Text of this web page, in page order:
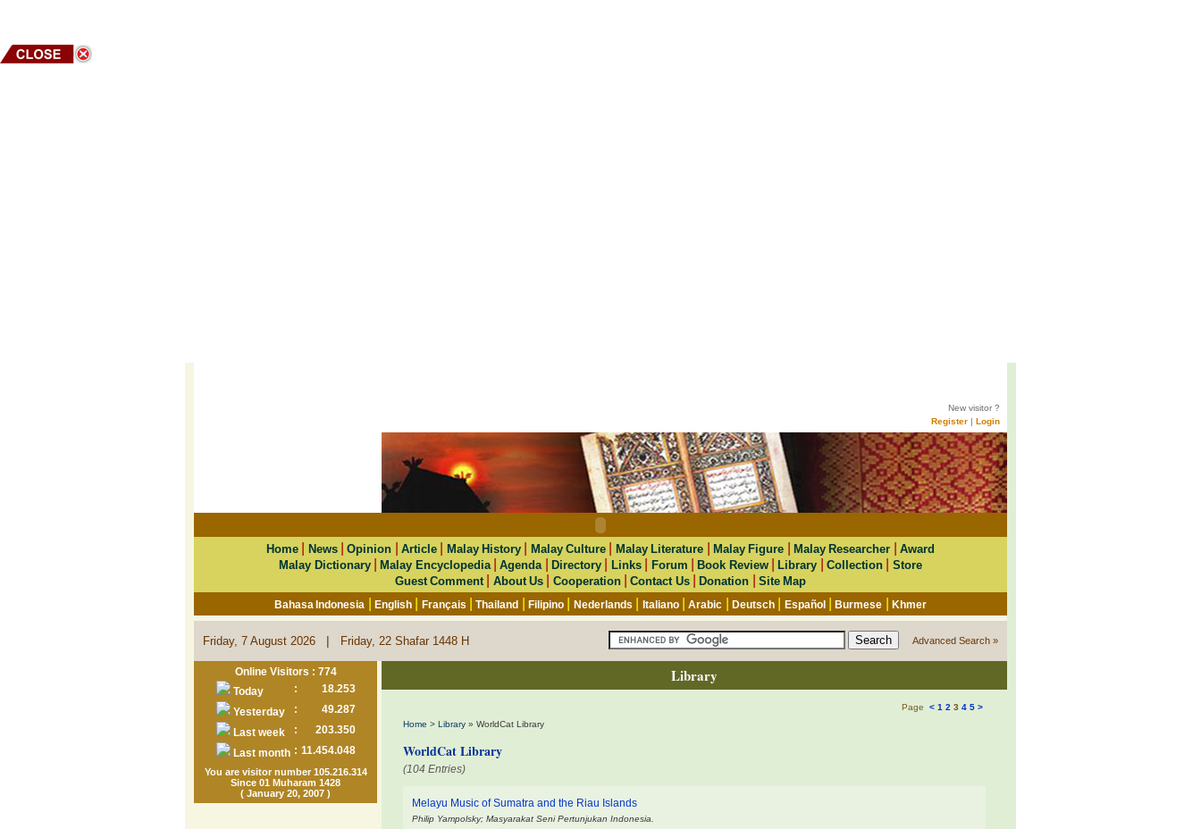
New visitor ?
Register | Login
Home News|Opinion |Article Malay History Malay Culture Malay Literature Malay Figure Malay Researcher
Award
Malay Dictionary|Malay Encyclopedia|Agenda |Directory Links| Forum |Book Review|Library Collection| Store
Guest Comment| About Us| Cooperation|Contact Us|Donation |Site Map
Bahasa Indonesia |English Français |Thailand |Filipino Nederlands Italiano|Arabic Deutsch| Español|Burmese Khmer
Friday, 7 August 2026 | Friday, 22 Shafar 1448 H Advanced Search »
Online Visitors : 774
Today
:
18.253
Yesterday
:
49.287
Last week
:
203.350
Last month : 11.454.048
You are visitor number 105.216.314
Since 01 Muharam 1428
( January 20, 2007 )
Library
Page < 1 2 3 4 5 >
Home > Library » WorldCat Library
WorldCat Library
(104 Entries)
Melayu Music of Sumatra and the Riau Islands
Philip Yampolsky; Masyarakat Seni Pertunjukan Indonesia.